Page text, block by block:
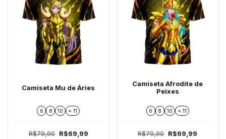
Camiseta Mu de Áries
6 8 10 + 11
R$79,90 R$69,99
Camiseta Afrodite de
Peixes
6 8 10 + 11
R$79,90 R$69,99